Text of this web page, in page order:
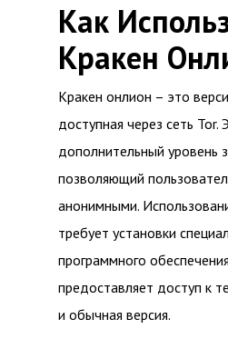
Как
Кракен
Кракен онлион – это
доступная через сеть Tor.
дополнительный уровень
позволяющий
анонимными.
требует установки
программного
предоставляет доступ к
и обычная версия.